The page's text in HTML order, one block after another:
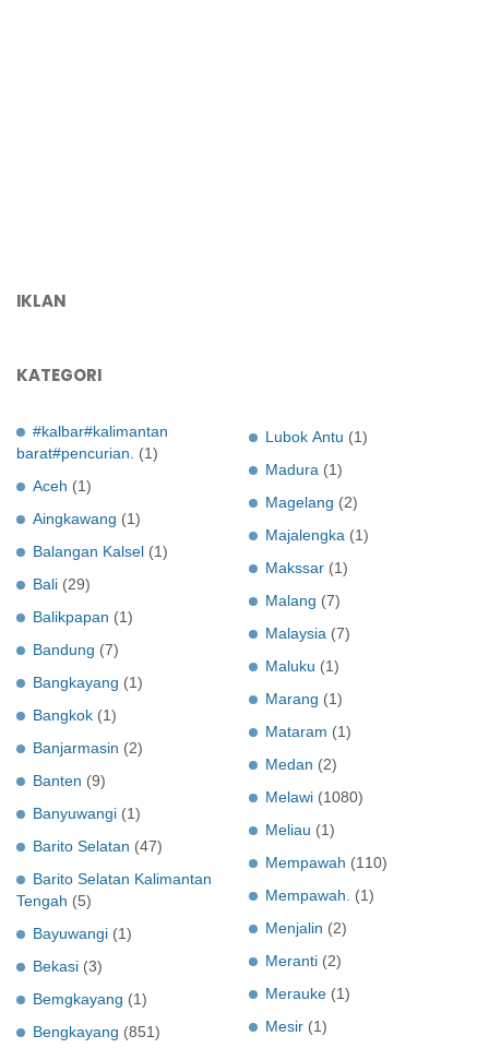
IKLAN
KATEGORI
#kalbar#kalimantan
barat#pencurian.
(1)
Aceh (1)
Aingkawang (1)
Balangan Kalsel (1)
Bali (29)
Balikpapan (1)
Bandung (7)
Bangkayang (1)
Bangkok (1)
Banjarmasin (2)
Banten (9)
Banyuwangi (1)
Barito Selatan (47)
Barito Selatan Kalimantan
Tengah (5)
Bayuwangi (1)
Bekasi (3)
Bemgkayang (1)
Bengkayang (851)
Lubok Antu (1)
Madura (1)
Magelang (2)
Majalengka (1)
Makssar (1)
Malang (7)
Malaysia (7)
Maluku (1)
Marang (1)
Mataram (1)
Medan (2)
Melawi (1080)
Meliau (1)
Mempawah (110)
Mempawah.
(1)
Menjalin (2)
Meranti (2)
Merauke (1)
Mesir (1)